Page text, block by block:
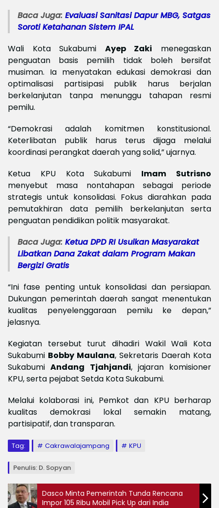
Baca Juga: Evaluasi Sanitasi Dapur MBG, Satgas
Soroti Ketahanan Sistem IPAL
Wali Kota Sukabumi Ayep Zaki menegaskan
penguatan basis pemilih tidak boleh bersifat
musiman. Ia menyatakan edukasi demokrasi dan
optimalisasi partisipasi publik harus berjalan
berkelanjutan tanpa menunggu tahapan resmi
pemilu.
“Demokrasi adalah komitmen konstitusional.
Keterlibatan publik harus terus dijaga melalui
koordinasi perangkat daerah yang solid,” ujarnya.
Ketua KPU Kota Sukabumi Imam Sutrisno
menyebut masa nontahapan sebagai periode
strategis untuk konsolidasi. Fokus diarahkan pada
pemutakhiran data pemilih berkelanjutan serta
penguatan pendidikan politik masyarakat.
Baca Juga: Ketua DPD RI Usulkan Masyarakat
Libatkan Dana Zakat dalam Program Makan
Bergizi Gratis
“Ini fase penting untuk konsolidasi dan persiapan.
Dukungan pemerintah daerah sangat menentukan
kualitas penyelenggaraan pemilu ke depan,”
jelasnya.
Kegiatan tersebut turut dihadiri Wakil Wali Kota
Sukabumi Bobby Maulana, Sekretaris Daerah Kota
SukabumiAndang Tjahjandi, jajaran komisioner
KPU, serta pejabat Setda Kota Sukabumi.
Melalui kolaborasi ini, Pemkot dan KPU berharap
kualitas demokrasi lokal semakin matang,
partisipatif, dan transparan.
Tag: Cakrawalajampang KPU
Penulis: D. Sopyan
Dasco Minta Pemerintah Tunda Rencana
Impor 105 Ribu Mobil Pick Up dari India